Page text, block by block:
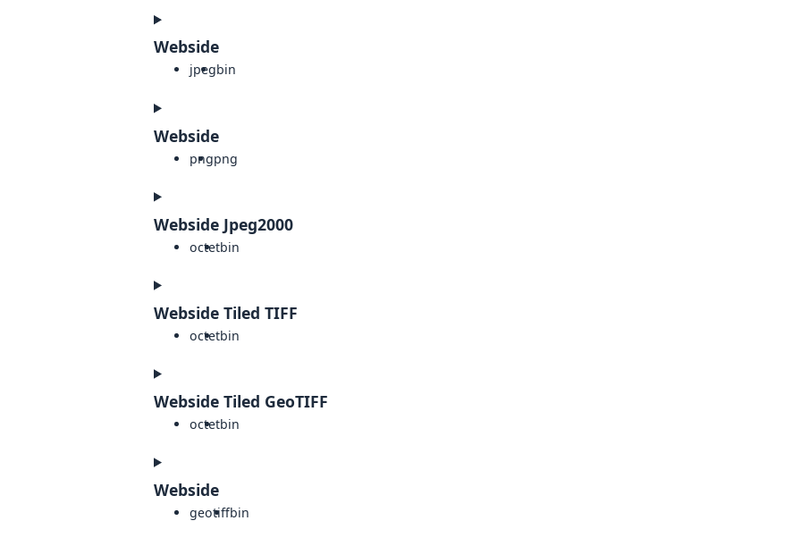
Webside
jpegbin
Webside
pngpng
Webside Jpeg2000
octetbin
Webside Tiled TIFF
octetbin
Webside Tiled GeoTIFF
octetbin
Webside
geotiffbin